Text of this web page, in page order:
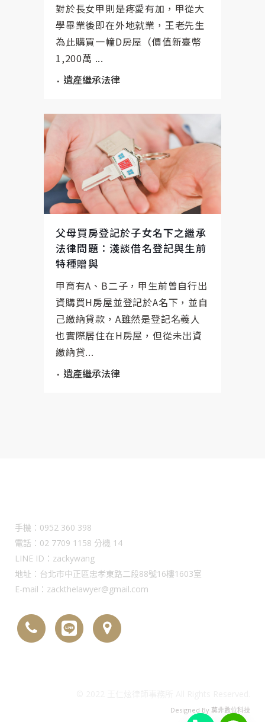
對於長女甲則是疼愛有加，甲從大
學畢業後即在外地就業，王老先生
為此購買一幢D房屋（價值新臺幣
1,200萬 ...
遺產繼承法律
父母買房登記於子女名下之繼承
法律問題：淺談借名登記與生前
特種贈與
甲育有A、B二子，甲生前曾自行出
資購買H房屋並登記於A名下，並自
己繳納貸款，A雖然是登記名義人
也實際居住在H房屋，但從未出資
繳納貸...
遺產繼承法律
手機：0952 360 398
電話：02 7709 1158 分機 14
LINE ID：zackywang
地址：台北市中正區忠孝東路二段88號16樓1603室
E-mail：zackthelawyer@gmail.com
Designed By 莫非數位科技